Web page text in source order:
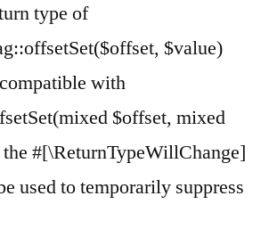
type of
$value)
with
$offset, mixed
#[\ReturnTypeWillChange]
used to temporarily suppress